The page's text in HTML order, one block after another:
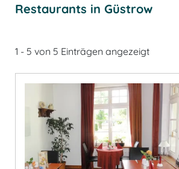
Restaurants in Güstrow
1 - 5 von 5 Einträgen angezeigt